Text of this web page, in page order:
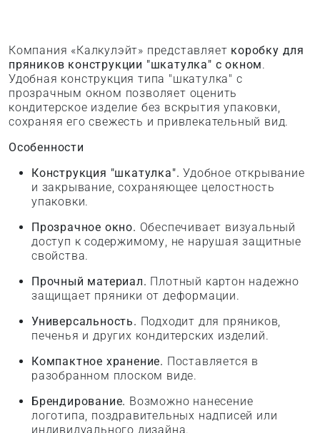
Компания «Калкулэйт» представляет коробку для
пряников конструкции "шкатулка" с окном.
Удобная конструкция типа "шкатулка" с
прозрачным окном позволяет оценить
кондитерское изделие без вскрытия упаковки,
сохраняя его свежесть и привлекательный вид.
Особенности
Конструкция "шкатулка". Удобное открывание
и закрывание, сохраняющее целостность
упаковки.
Прозрачное окно. Обеспечивает визуальный
доступ к содержимому, не нарушая защитные
свойства.
Прочный материал. Плотный картон надежно
защищает пряники от деформации.
Универсальность. Подходит для пряников,
печенья и других кондитерских изделий.
Компактное хранение. Поставляется в
разобранном плоском виде.
Брендирование. Возможно нанесение
логотипа, поздравительных надписей или
индивидуального дизайна.